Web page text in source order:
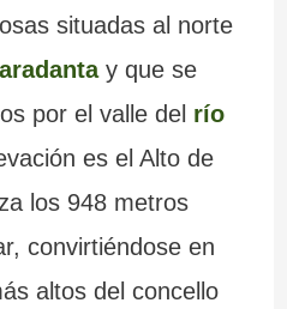
situadas al norte
y que se
por el valle del río
es el Alto de
los 948 metros
convirtiéndose en
altos del concello